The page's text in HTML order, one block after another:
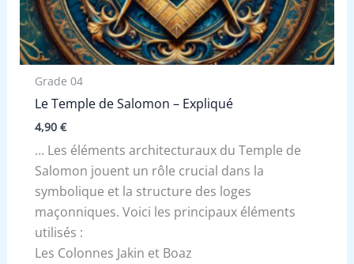
Grade 04
Le Temple de Salomon – Expliqué
4,90 €
… Les éléments architecturaux du Temple de
Salomon jouent un rôle crucial dans la
symbolique et la structure des loges
maçonniques. Voici les principaux éléments
utilisés :
Les Colonnes Jakin et Boaz